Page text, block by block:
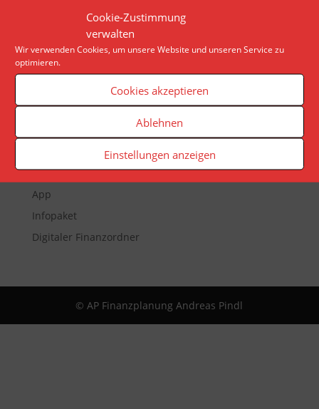
Cookie-Zustimmung
verwalten
Wir verwenden Cookies, um unsere Website und unseren Service zu
optimieren.
Cookies akzeptieren
Ablehnen
Einstellungen anzeigen
Der Leitindex ist nach der Rally anfällig für
Gewinnmitnahmen. Doch noch bleiben Verkäufe in
großem Stil aus. Ab welchen Marken sich das ändern
könnte.
Reporting
App
Infopaket
Digitaler Finanzordner
© AP Finanzplanung Andreas Pindl